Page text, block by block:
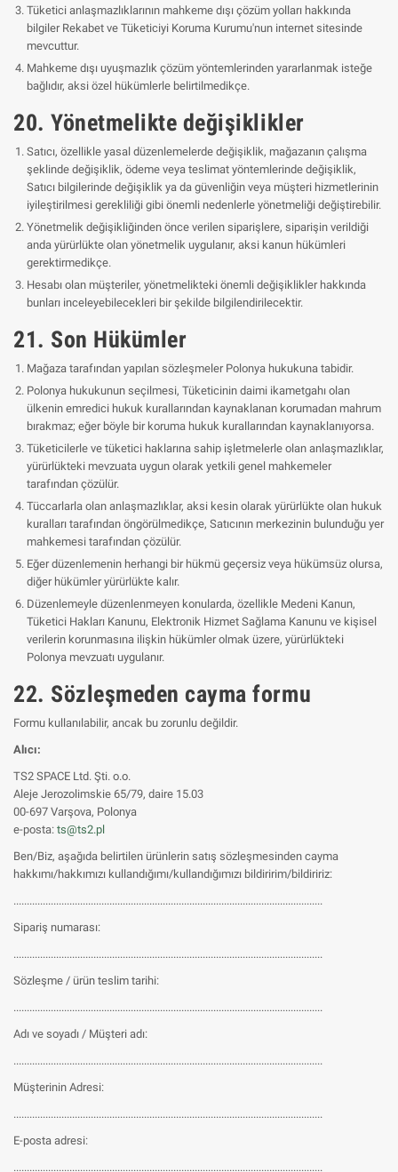
Tüketici anlaşmazlıklarının mahkeme dışı çözüm yolları hakkında
bilgiler Rekabet ve Tüketiciyi Koruma Kurumu'nun internet sitesinde
mevcuttur.
Mahkeme dışı uyuşmazlık çözüm yöntemlerinden yararlanmak isteğe
bağlıdır, aksi özel hükümlerle belirtilmedikçe.
20. Yönetmelikte değişiklikler
Satıcı, özellikle yasal düzenlemelerde değişiklik, mağazanın çalışma
şeklinde değişiklik, ödeme veya teslimat yöntemlerinde değişiklik,
Satıcı bilgilerinde değişiklik ya da güvenliğin veya müşteri hizmetlerinin
iyileştirilmesi gerekliliği gibi önemli nedenlerle yönetmeliği değiştirebilir.
Yönetmelik değişikliğinden önce verilen siparişlere, siparişin verildiği
anda yürürlükte olan yönetmelik uygulanır, aksi kanun hükümleri
gerektirmedikçe.
Hesabı olan müşteriler, yönetmelikteki önemli değişiklikler hakkında
bunları inceleyebilecekleri bir şekilde bilgilendirilecektir.
21. Son Hükümler
Mağaza tarafından yapılan sözleşmeler Polonya hukukuna tabidir.
Polonya hukukunun seçilmesi, Tüketicinin daimi ikametgahı olan
ülkenin emredici hukuk kurallarından kaynaklanan korumadan mahrum
bırakmaz; eğer böyle bir koruma hukuk kurallarından kaynaklanıyorsa.
Tüketicilerle ve tüketici haklarına sahip işletmelerle olan anlaşmazlıklar,
yürürlükteki mevzuata uygun olarak yetkili genel mahkemeler
tarafından çözülür.
Tüccarlarla olan anlaşmazlıklar, aksi kesin olarak yürürlükte olan hukuk
kuralları tarafından öngörülmedikçe, Satıcının merkezinin bulunduğu yer
mahkemesi tarafından çözülür.
Eğer düzenlemenin herhangi bir hükmü geçersiz veya hükümsüz olursa,
diğer hükümler yürürlükte kalır.
Düzenlemeyle düzenlenmeyen konularda, özellikle Medeni Kanun,
Tüketici Hakları Kanunu, Elektronik Hizmet Sağlama Kanunu ve kişisel
verilerin korunmasına ilişkin hükümler olmak üzere, yürürlükteki
Polonya mevzuatı uygulanır.
22. Sözleşmeden cayma formu
Formu kullanılabilir, ancak bu zorunlu değildir.
Alıcı:
TS2 SPACE Ltd. Şti. o.o.
Aleje Jerozolimskie 65/79, daire 15.03
00-697 Varşova, Polonya
e-posta: ts@ts2.pl
Ben/Biz, aşağıda belirtilen ürünlerin satış sözleşmesinden cayma
hakkımı/hakkımızı kullandığımı/kullandığımızı bildiririm/bildiririz:
....................................................................................................................
Sipariş numarası:
....................................................................................................................
Sözleşme / ürün teslim tarihi:
....................................................................................................................
Adı ve soyadı / Müşteri adı:
....................................................................................................................
Müşterinin Adresi:
....................................................................................................................
E-posta adresi:
....................................................................................................................